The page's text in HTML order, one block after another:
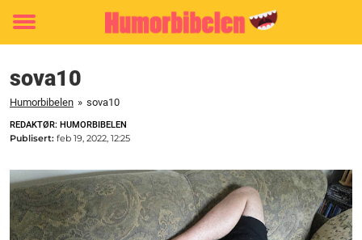
Toggle
sova10
Humorbibelen » sova10
REDAKTØR: HUMORBIBELEN
Publisert: feb 19, 2022, 12:25